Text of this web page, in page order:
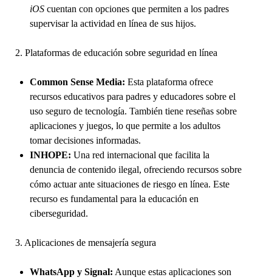
iOScuentan con opciones que permiten a los padres
supervisar la actividad en línea de sus hijos.
2. Plataformas de educación sobre seguridad en línea
Common Sense Media: Esta plataforma ofrece
recursos educativos para padres y educadores sobre el
uso seguro de tecnología. También tiene reseñas sobre
aplicaciones y juegos, lo que permite a los adultos
tomar decisiones informadas.
INHOPE: Una red internacional que facilita la
denuncia de contenido ilegal, ofreciendo recursos sobre
cómo actuar ante situaciones de riesgo en línea. Este
recurso es fundamental para la educación en
ciberseguridad.
3. Aplicaciones de mensajería segura
WhatsApp y Signal: Aunque estas aplicaciones son